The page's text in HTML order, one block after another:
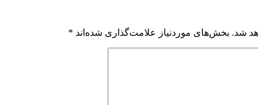
شد. بخش‌های موردنیاز علامت‌گذاری شده‌اند *